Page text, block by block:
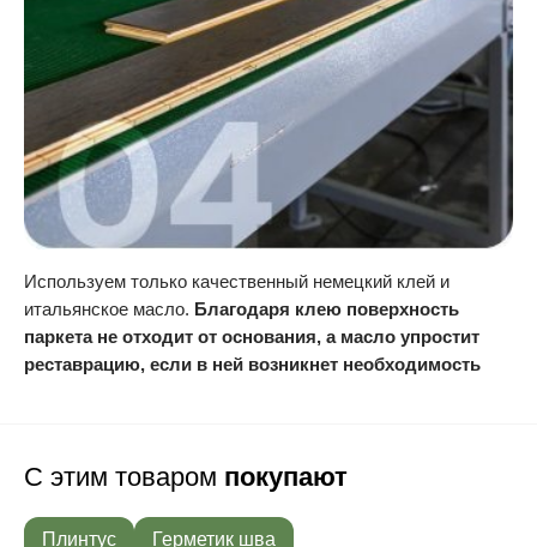
Используем только качественный немецкий клей и
итальянское масло. Благодаря клею поверхность
паркета не отходит от основания, а масло упростит
реставрацию, если в ней возникнет необходимость
С этим товаром покупают
Плинтус Герметик шва